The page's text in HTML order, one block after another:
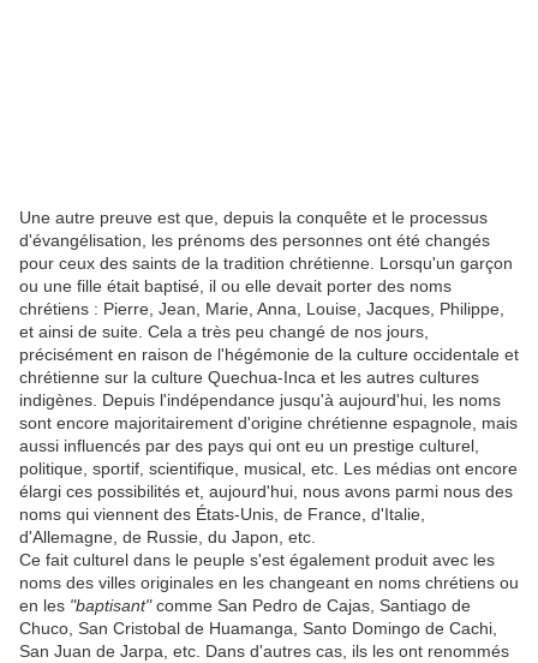
Une autre preuve est que, depuis la conquête et le processus
d'évangélisation, les prénoms des personnes ont été changés
pour ceux des saints de la tradition chrétienne. Lorsqu'un garçon
ou une fille était baptisé, il ou elle devait porter des noms
chrétiens : Pierre, Jean, Marie, Anna, Louise, Jacques, Philippe,
et ainsi de suite. Cela a très peu changé de nos jours,
précisément en raison de l'hégémonie de la culture occidentale et
chrétienne sur la culture Quechua-Inca et les autres cultures
indigènes. Depuis l'indépendance jusqu'à aujourd'hui, les noms
sont encore majoritairement d'origine chrétienne espagnole, mais
aussi influencés par des pays qui ont eu un prestige culturel,
politique, sportif, scientifique, musical, etc. Les médias ont encore
élargi ces possibilités et, aujourd'hui, nous avons parmi nous des
noms qui viennent des États-Unis, de France, d'Italie,
d'Allemagne, de Russie, du Japon, etc.
Ce fait culturel dans le peuple s'est également produit avec les
noms des villes originales en les changeant en noms chrétiens ou
en les "baptisant"comme San Pedro de Cajas, Santiago de
Chuco, San Cristobal de Huamanga, Santo Domingo de Cachi,
San Juan de Jarpa, etc. Dans d'autres cas, ils les ont renommés